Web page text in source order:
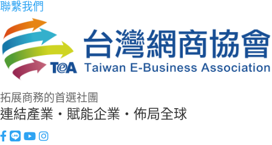
聯繫我們
拓展商務的首選社團
連結產業・賦能企業・佈局全球